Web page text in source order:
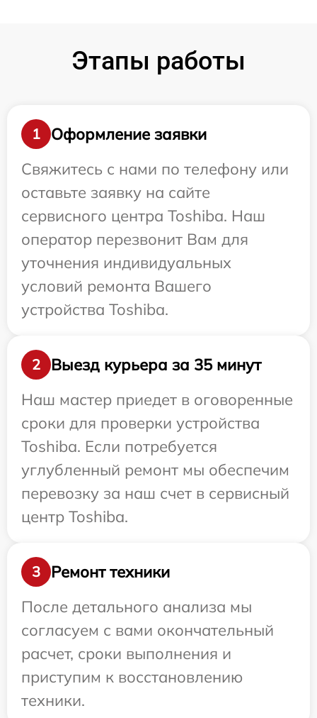
Этапы работы
1
Оформление заявки
Свяжитесь с нами по телефону или
оставьте заявку на сайте
сервисного центра Toshiba. Наш
оператор перезвонит Вам для
уточнения индивидуальных
условий ремонта Вашего
устройства Toshiba.
2
Выезд курьера за 35 минут
Наш мастер приедет в оговоренные
сроки для проверки устройства
Toshiba. Если потребуется
углубленный ремонт мы обеспечим
перевозку за наш счет в сервисный
центр Toshiba.
3
Ремонт техники
После детального анализа мы
согласуем с вами окончательный
расчет, сроки выполнения и
приступим к восстановлению
техники.